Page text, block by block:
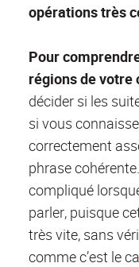
opérations très
Pour
régions de votre
décider si les
si vous
correctement
phrase
compliqué
parler, puisque
très vite, sans
comme c’est le